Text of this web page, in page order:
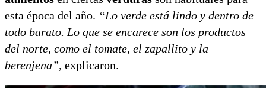
esta época del año. “Lo verde está lindo y dentro de
todo barato. Lo que se encarece son los productos
del norte, como el tomate, el zapallito y la
berenjena”, explicaron.